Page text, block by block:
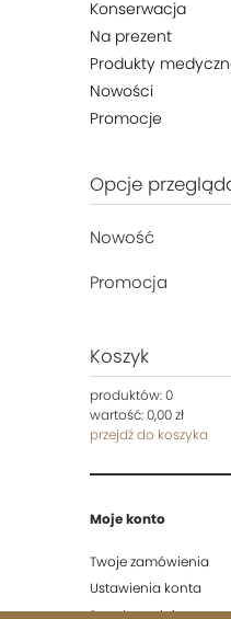
Konserwacja
Na prezent
Produkty
Nowości
Promocje
Opcje
Nowość
Promocja
Koszyk
produktów:0
wartość:0,00 zł
przejdź do koszyka
Moje konto
Twoje zamówienia
Ustawienia konta